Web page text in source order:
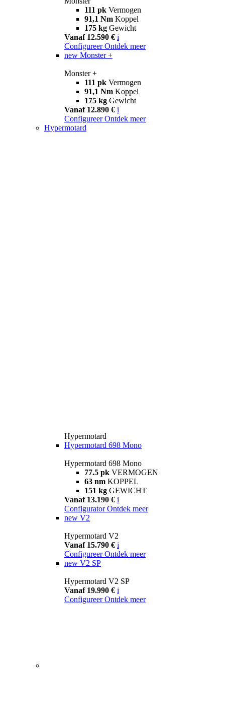
111 pk Vermogen
91,1 Nm Koppel
175 kg Gewicht
Vanaf 12.590 € i
Configureer Ontdek meer
new Monster +
Monster +
111 pk Vermogen
91,1 Nm Koppel
175 kg Gewicht
Vanaf 12.890 € i
Configureer Ontdek meer
Hypermotard
Hypermotard
Hypermotard 698 Mono
Hypermotard 698 Mono
77.5 pk VERMOGEN
63 nm KOPPEL
151 kg GEWICHT
Vanaf 13.190 € i
Configurator Ontdek meer
new V2
Hypermotard V2
Vanaf 15.790 € i
Configureer Ontdek meer
new V2 SP
Hypermotard V2 SP
Vanaf 19.990 € i
Configureer Ontdek meer